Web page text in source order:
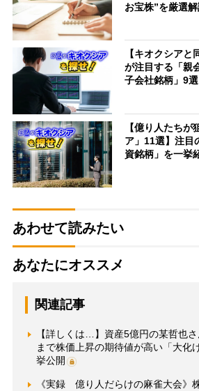
お宝株”を厳選
【キオクシアと
が注目する「親
子会社銘柄」9選
【億り人たち
ア」11選】注目
資銘柄」を一挙
あわせて読みたい
あなたにオススメ
関連記事
【詳しくは…】資産5億円の某哲也
まで株価上昇の期待値が高い「大化
挙公開
《実録 億り人だらけの麻雀大会》